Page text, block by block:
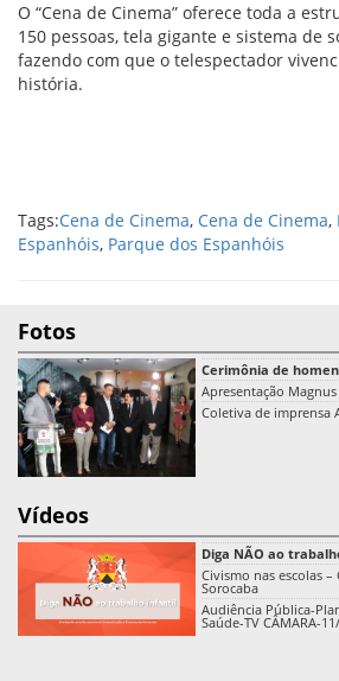
O “Cena de Cinema” oferece toda a
150 pessoas, tela gigante e sistema de
fazendo com que o telespectador
história.
Tags:Cena de Cinema, Cena de Cinema,
Espanhóis, Parque dos Espanhóis
Fotos
Cerimônia de
Apresentação Magnus
Coletiva de imprensa
Vídeos
Diga NÃO ao
Civismo nas escolas
Sorocaba
Audiência Pública-
Saúde-TV CÂMARA-